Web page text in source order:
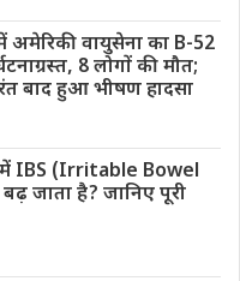
अमेरिकी वायुसेना का B-52
8 लोगों की मौत;
बाद हुआ भीषण हादसा
में IBS (Irritable Bowel
जाता है? जानिए पूरी